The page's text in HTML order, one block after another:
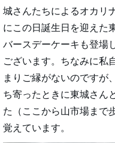
城さんたちによるオカリ
にこの日誕生日を迎えた
バースデーケーキも登場
ございます。ちなみに私
まりご縁がないのですが
ち寄ったときに東城さん
た（ここから山市場まで
覚えています。